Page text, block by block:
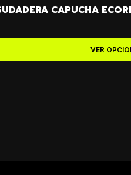
CAPUCHA
VER